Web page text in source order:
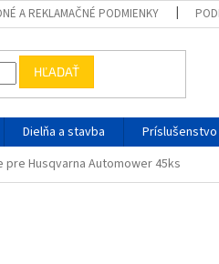
A REKLAMAČNÉ PODMIENKY
HĽADAŤ
Dielňa a stavba Príslušenstvo
pre Husqvarna Automower 45ks